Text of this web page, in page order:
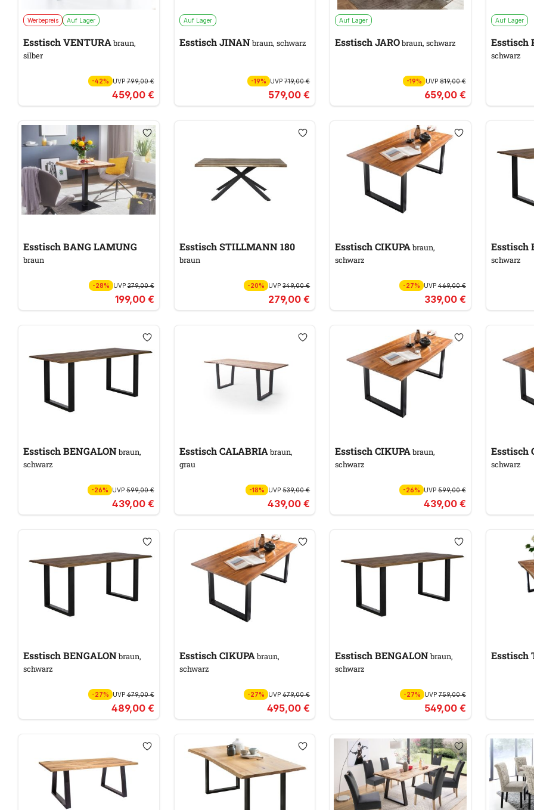
Werbepreis Auf Lager
Esstisch VENTURAbraun,
silber
-42% UVP799,00 €
459,00 €
Auf Lager
Esstisch JINANbraun, schwarz
-19% UVP719,00 €
579,00 €
Auf Lager
Esstisch JARObraun, schwarz
-19% UVP819,00 €
659,00 €
Auf Lager
Esstisch
schwarz
Esstisch BANG LAMUNG
braun
-28% UVP279,00 €
199,00 €
Esstisch STILLMANN 180
braun
-20% UVP349,00 €
279,00 €
Esstisch CIKUPAbraun,
schwarz
-27% UVP469,00 €
339,00 €
Esstisch
schwarz
Esstisch BENGALONbraun,
schwarz
-26% UVP599,00 €
439,00 €
Esstisch CALABRIAbraun,
grau
-18% UVP539,00 €
439,00 €
Esstisch CIKUPAbraun,
schwarz
-26% UVP599,00 €
439,00 €
schwarz
Esstisch BENGALONbraun,
schwarz
-27% UVP679,00 €
489,00 €
Esstisch CIKUPAbraun,
schwarz
-27% UVP679,00 €
495,00 €
Esstisch BENGALONbraun,
schwarz
-27% UVP759,00 €
549,00 €